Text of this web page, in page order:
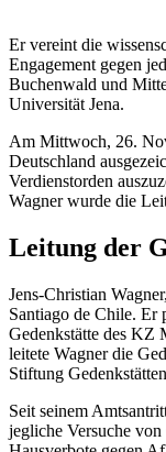
Er vereint die
Engagement gegen
Buchenwald und
Universität Jena.
Am Mittwoch, 26.
Deutschland
Verdienstorden
Wagner wurde die
Leitung der
Jens-Christian
Santiago de Chile. Er
Gedenkstätte des KZ
leitete Wagner die
Stiftung
Seit seinem
jegliche Versuche